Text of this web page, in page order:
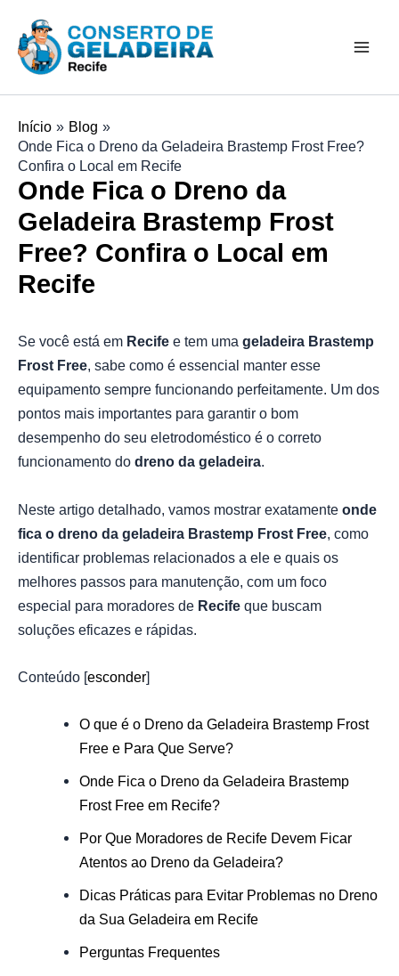
para
Início
Blog
Onde Fica o Dreno da Geladeira Brastemp Frost Free?
Confira o Local em Recife
Onde Fica o Dreno da
Geladeira Brastemp Frost
Free? Confira o Local em
Recife
Se você está em Recife e tem uma geladeira Brastemp
Frost Free, sabe como é essencial manter esse
equipamento sempre funcionando perfeitamente. Um dos
pontos mais importantes para garantir o bom
desempenho do seu eletrodoméstico é o correto
funcionamento do dreno da geladeira.
Neste artigo detalhado, vamos mostrar exatamente onde
fica o dreno da geladeira Brastemp Frost Free , como
identificar problemas relacionados a ele e quais os
melhores passos para manutenção, com um foco
especial para moradores de Recife que buscam
soluções eficazes e rápidas.
Conteúdo [esconder]
O que é o Dreno da Geladeira Brastemp Frost
Free e Para Que Serve?
Onde Fica o Dreno da Geladeira Brastemp
Frost Free em Recife?
Por Que Moradores de Recife Devem Ficar
Atentos ao Dreno da Geladeira?
Dicas Práticas para Evitar Problemas no Dreno
da Sua Geladeira em Recife
Perguntas Frequentes